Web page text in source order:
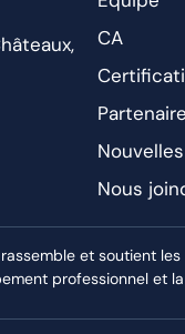
CA
Nouvelles
Nous
rassemble et soutient
professionnel et